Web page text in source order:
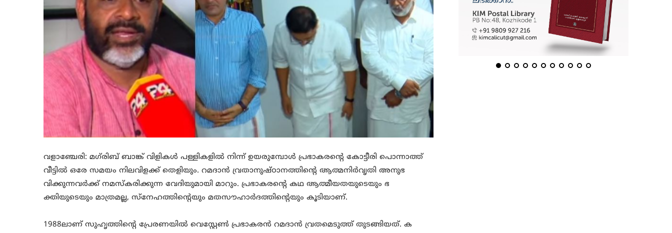
വളാഞ്ചേരി: മഗ്‌രിബ് ബാങ്ക് വിളികള്‍ പള്ളികളില്‍ നിന്ന് ഉയരുമ്പോള്‍ പ്രഭാകരന്റെ കോട്ടീരി പൊന്നാത്ത്
വീട്ടില്‍ ഒരേ സമയം നിലവിളക്ക് തെളിയും. റമദാന്‍ വ്രതാനുഷ്ഠാനത്തിന്റെ ആത്മനിര്‍വൃതി അനുഭ
വിക്കുന്നവര്‍ക്ക് നമസ്‌കരിക്കുന്ന വേദിയുമായി മാറും. പ്രഭാകരന്റെ കഥ ആത്മീയതയുടെയും ഭ
ക്തിയുടെയും മാത്രമല്ല, സ്‌നേഹത്തിന്റെയും മതസൗഹാര്‍ദത്തിന്റെയും കൂടിയാണ്.
1988ലാണ് സുഹൃത്തിന്റെ പ്രേരണയില്‍ വെസ്റ്റേണ്‍ പ്രഭാകരന്‍ റമദാന്‍ വ്രതമെടുത്ത് തുടങ്ങിയത്. ക